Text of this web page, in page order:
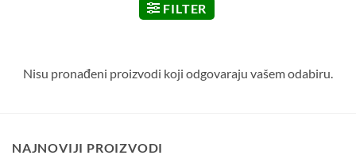
FILTER
Nisu pronađeni proizvodi koji odgovaraju vašem odabiru.
NAJNOVIJI PROIZVODI